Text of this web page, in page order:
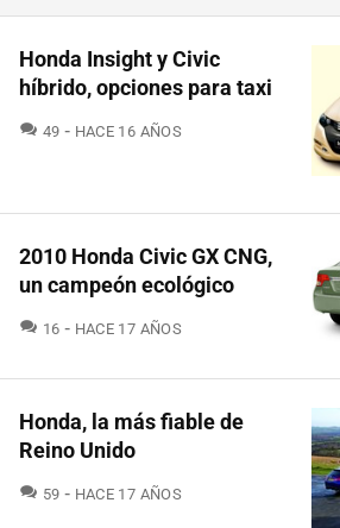
Honda Insight y Civic
híbrido, opciones para taxi
49 COMENTARIOS
HACE 16 AÑOS
2010 Honda Civic GX CNG,
un campeón ecológico
16 COMENTARIOS
HACE 17 AÑOS
Honda, la más fiable de
Reino Unido
59 COMENTARIOS
HACE 17 AÑOS